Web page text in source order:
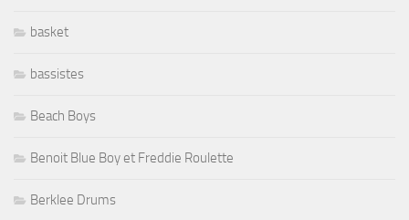
basket
bassistes
Beach Boys
Benoit Blue Boy et Freddie Roulette
Berklee Drums